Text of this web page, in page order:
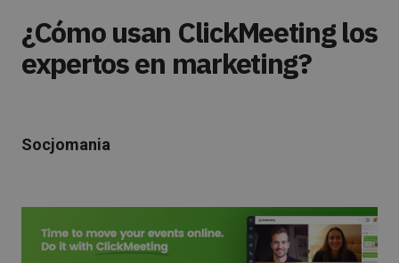
¿Cómo usan ClickMeeting los
expertos en marketing?
Socjomania